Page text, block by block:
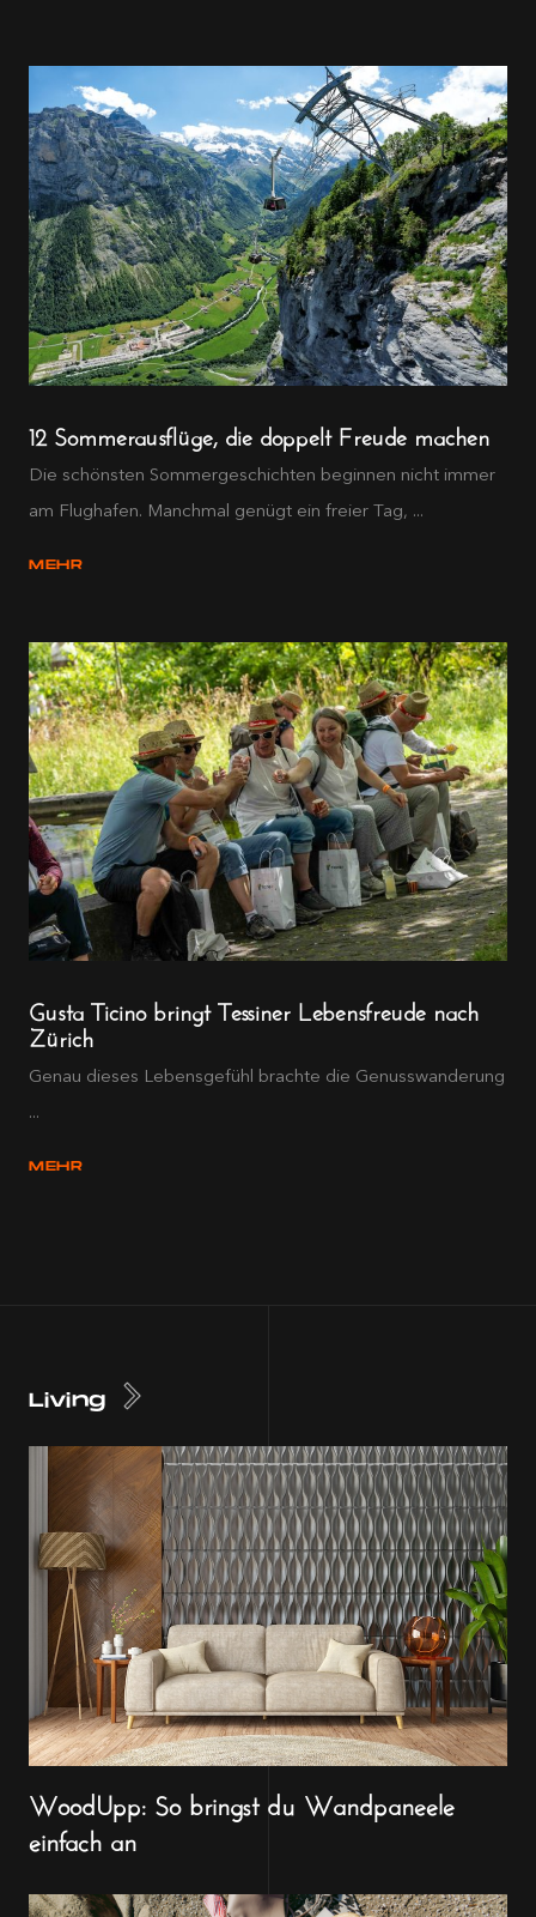
12 Sommerausflüge, die doppelt Freude machen
Die schönsten Sommergeschichten beginnen nicht immer
am Flughafen. Manchmal genügt ein freier Tag, ...
MEHR
Gusta Ticino bringt Tessiner Lebensfreude nach
Zürich
Genau dieses Lebensgefühl brachte die Genusswanderung
...
MEHR
Living
WoodUpp: So bringst du Wandpaneele
einfach an